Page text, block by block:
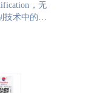
，无
技术中的两
子芯片，